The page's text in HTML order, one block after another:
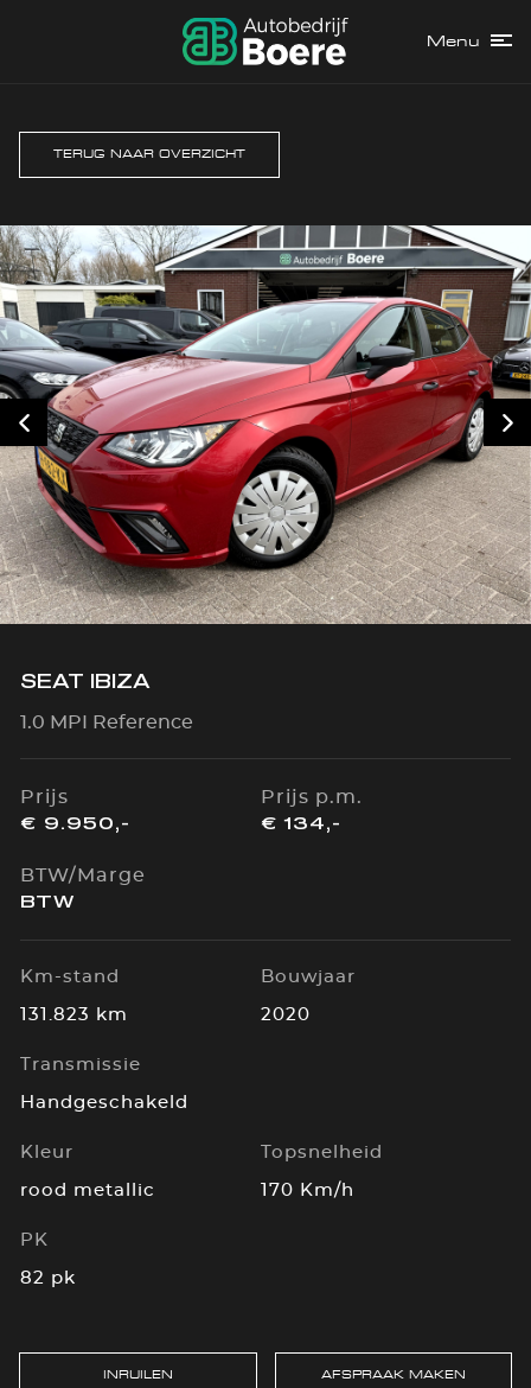
Menu
TERUG NAAR OVERZICHT
SEAT IBIZA
1.0 MPI Reference
Prijs
€ 9.950,-
Prijs p.m.
€ 134,-
BTW/Marge
BTW
Km-stand
131.823 km
Bouwjaar
2020
Transmissie
Handgeschakeld
Kleur
rood metallic
Topsnelheid
170 Km/h
PK
82 pk
INRUILEN AFSPRAAK MAKEN